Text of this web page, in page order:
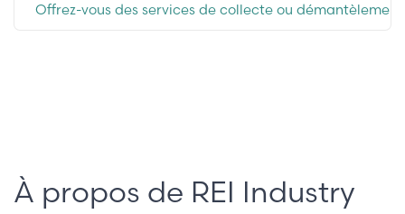
Offrez-vous des services de collecte ou démantèlement
À propos de REI Industry